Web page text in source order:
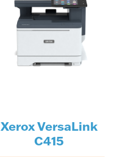
Xerox VersaLink
C415